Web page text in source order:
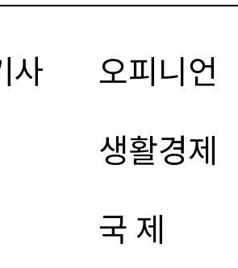
사
오피니언
생활경제
국 제